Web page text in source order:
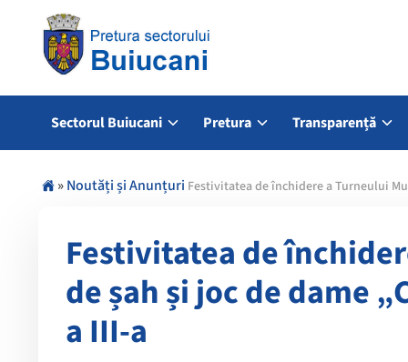
Sectorul Buiucani Pretura Transparență
»Noutăți și Anunțuri Festivitatea de închidere a Turneului
Festivitatea de
de șah și joc de dame
a III-a